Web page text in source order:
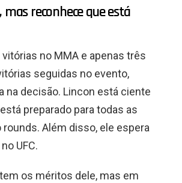
reconhece que está
no MMA e apenas três
seguidas no evento,
na decisão. Lincon está ciente
preparado para todas as
Além disso, ele espera
UFC.
os méritos dele, mas em